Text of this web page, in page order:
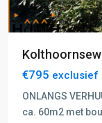
€795 exclusief
ONLANGS
ca. 60m2 met